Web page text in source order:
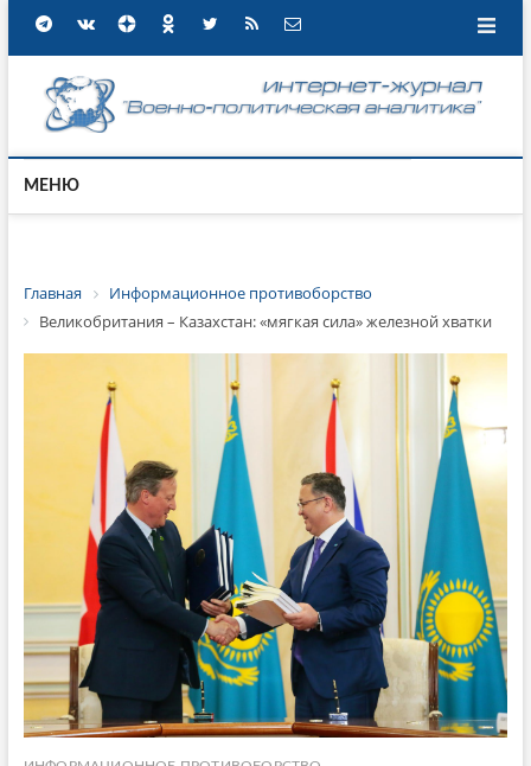
МЕНЮ
Главная
Информационное противоборство
Великобритания – Казахстан: «мягкая сила» железной хватки